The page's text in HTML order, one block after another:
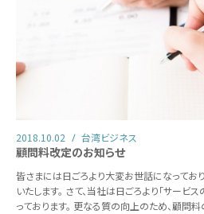
2018.10.02 台湾ビジネス
顧問料改定のお知らせ
皆さまには日ごろより大変お世話になってお
いたします。 さて、当社は日ごろより「サービ
っております。 更なる質の向上のため、顧問